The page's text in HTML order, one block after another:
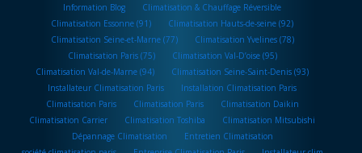
Information Blog
Climatisation & Chauffage Réversible
Climatisation Essonne (91)
Climatisation Hauts-de-seine (92)
Climatisation Seine-et-Marne (77)
Climatisation Yvelines (78)
Climatisation Paris (75)
Climatisation Val-D’oise (95)
Climatisation Val-de-Marne (94)
Climatisation Seine-Saint-Denis (93)
Installateur Climatisation Paris
Installation Climatisation Paris
Climatisation Paris
Climatisation Paris
Climatisation Daikin
Climatisation Carrier
Climatisation Toshiba
Climatisation Mitsubishi
Dépannage Climatisation
Entretien Climatisation